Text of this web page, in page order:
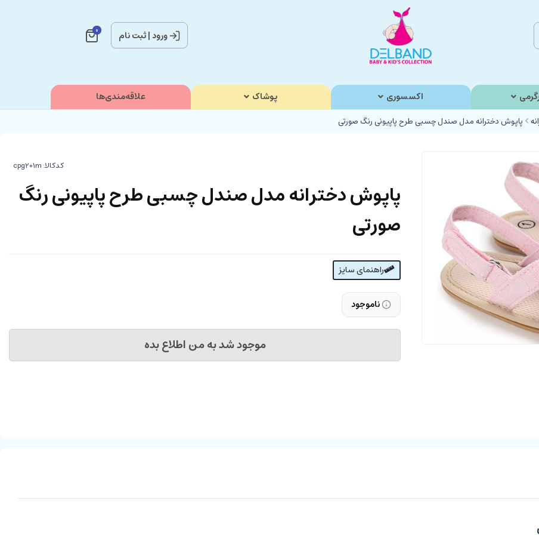
ورود|ثبت نام 0
اکسسوری پوشاک علاقه‌مندی‌ها
پاپوش دخترانه مدل صندل چسبی طرح پاپیونی رنگ صورتی
کدکالا:
پاپوش دخترانه مدل صندل چسبی طرح پاپیونی رنگ
صورتی
راهنمای سایز
ناموجود
موجود شد به من اطلاع بده